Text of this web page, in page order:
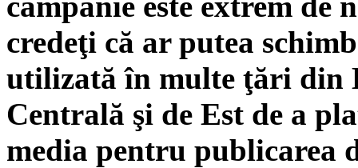
credeţi că ar putea
utilizată în multe ţări din
Centrală şi de Est de a
media pentru publicarea